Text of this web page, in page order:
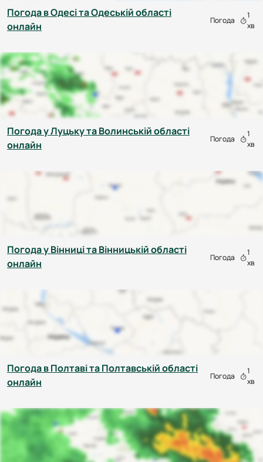
Погода в Одесі та Одеській області
онлайн
Погода
1
хв
Погода у Луцьку та Волинській області
онлайн
Погода
1
хв
Погода у Вінниці та Вінницькій області
онлайн
Погода
1
хв
Погода в Полтаві та Полтавській області
онлайн
Погода
1
хв